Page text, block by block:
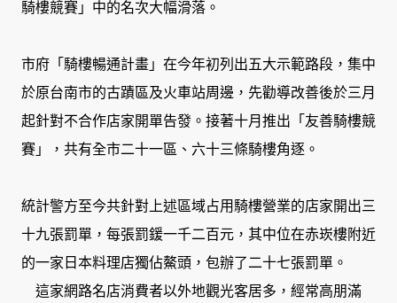
騎樓競賽」中的名次大幅滑落。
市府「騎樓暢通計畫」在今年初列出五大示範路段，集中
於原台南市的古蹟區及火車站周邊，先勸導改善後於三月
起針對不合作店家開單告發。接著十月推出「友善騎樓競
賽」，共有全市二十一區、六十三條騎樓角逐。
統計警方至今共針對上述區域占用騎樓營業的店家開出三
十九張罰單，每張罰鍰一千二百元，其中位在赤崁樓附近
的一家日本料理店獨佔鰲頭，包辦了二十七張罰單。
這家網路名店消費者以外地觀光客居多，經常高朋滿